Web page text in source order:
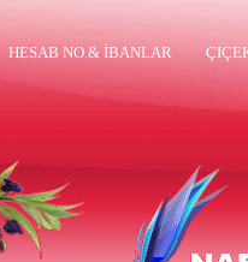
HESAB NO.& İBANLAR